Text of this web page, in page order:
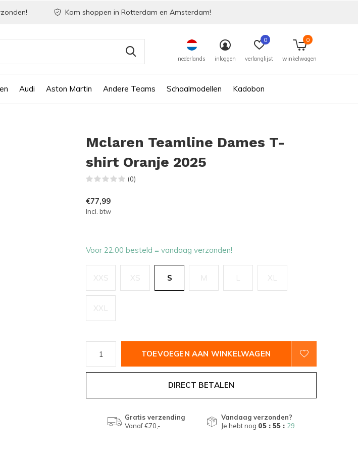
Audi Aston Martin Andere Teams Schaalmodellen Kadobon
nederlands inloggen verlanglijst
0
winkelwagen
0
Kom shoppen in Rotterdam en Amsterdam!
Mclaren Teamline Dames T-
shirt Oranje 2025
(0)
€77,99
Incl. btw
Voor 22:00 besteld = vandaag verzonden!
XXS XS S M L XL
XXL
TOEVOEGEN AAN WINKELWAGEN
DIRECT BETALEN
Gratis verzending
Vanaf €70,-
Vandaag verzonden?
Je hebt nog 05 : 55 : 28